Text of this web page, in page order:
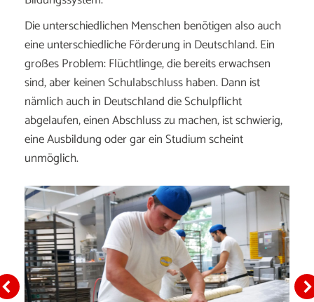
Die unterschiedlichen Menschen benötigen also auch
eine unterschiedliche Förderung in Deutschland. Ein
großes Problem: Flüchtlinge, die bereits erwachsen
sind, aber keinen Schulabschluss haben. Dann ist
nämlich auch in Deutschland die Schulpflicht
abgelaufen, einen Abschluss zu machen, ist schwierig,
eine Ausbildung oder gar ein Studium scheint
unmöglich.